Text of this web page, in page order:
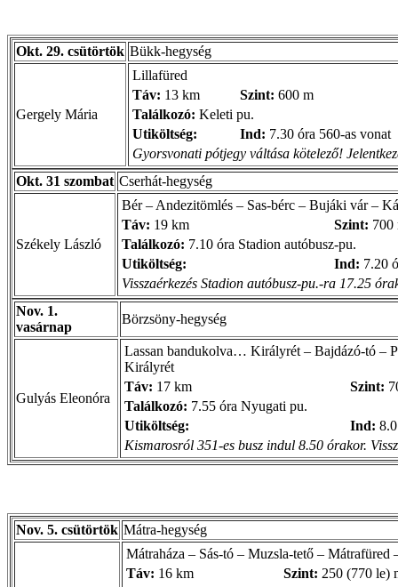
Okt. 29. csütörtök Bükk-hegység
Gergely Mária
Lillafüred
Táv: 13 km Szint: 600 m
Találkozó: Keleti pu.
Utiköltség:
Ind: 7.30 óra 560-as vonat
Gyorsvonati pótjegy váltása kötelező!
Okt. 31 szombat Cserhát-hegység
Székely László
Bér – Andezitömlés – Sas-bérc – Bujáki vár –
Táv: 19 km Szint: 700
Találkozó: 7.10 óra Stadion autóbusz-pu.
Utiköltség:
Ind: 7.20
Visszaérkezés Stadion autóbusz-pu.-ra 17.25
Nov. 1.
vasárnap
Börzsöny-hegység
Gulyás Eleonóra
Lassan bandukolva… Királyrét – Bajdázó-tó –
Királyrét
Táv: 17 km Szint:
Találkozó: 7.55 óra Nyugati pu.
Utiköltség:
Ind:
Kismarosról 351-es busz indul 8.50 órakor.
Nov. 5. csütörtök Mátra-hegység
Mátraháza – Sás-tó – Muzsla-tető –
Táv: 16 km Szint: 250 (770 le)